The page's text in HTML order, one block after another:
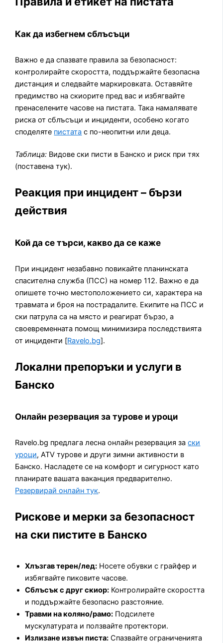
Как да избегнем сблъсъци
Важно е да спазвате правила за безопасност:
контролирайте скоростта, поддържайте безопасна
дистанция и следвайте маркировката. Оставяйте
предимство на скиорите пред вас и избягвайте
пренаселените часове на пистата. Така намалявате
риска от сблъсъци и инциденти, особено когато
споделяте пистата с по-неопитни или деца.
Таблица: Видове ски писти в Банско и риск при тях
(поставена тук).
Реакция при инцидент – бързи
действия
Кой да се търси, какво да се каже
При инцидент незабавно повикайте планинската
спасителна служба (ПСС) на номер 112. Важно е да
опишете точно местоположението си, характера на
травмата и броя на пострадалите. Екипите на ПСС и
ски патрула са на място и реагират бързо, а
своевременната помощ минимизира последствията
от инциденти [Ravelo.bg].
Локални препоръки и услуги в
Банско
Онлайн резервация за турове и уроци
Ravelo.bg предлага лесна онлайн резервация заски
уроци, ATV турове и други зимни активности в
Банско. Насладете се на комфорт и сигурност като
планирате вашата ваканция предварително.
Резервирай онлайн тук.
Рискове и мерки за безопасност
на ски пистите в Банско
Хлъзгав терен/лед: Носете обувки с грайфер и
избягвайте пиковите часове.
Сблъсък с друг скиор: Контролирайте скоростта
и поддържайте безопасно разстояние.
Травми на коляно/рамо: Подсилете
мускулатурата и ползвайте протектори.
Излизане извън писта: Спазвайте ограниченията